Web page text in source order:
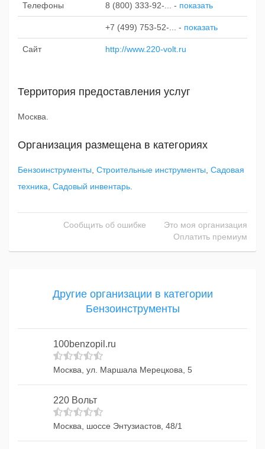
Телефоны 8 (800) 333-92-... - показать
+7 (499) 753-52-... - показать
Сайт http://www.220-volt.ru
Территория предоставления услуг
Москва.
Организация размещена в категориях
Бензоинструменты Строительные инструменты Садовая
техника Садовый инвентарь
Сообщить об ошибке
Это моя организация
Оплатить премиум
Другие организации в категории
Бензоинструменты
100benzopil.ru
Москва, ул. Маршала Мерецкова, 5
220 Вольт
Москва, шоссе Энтузиастов, 48/1